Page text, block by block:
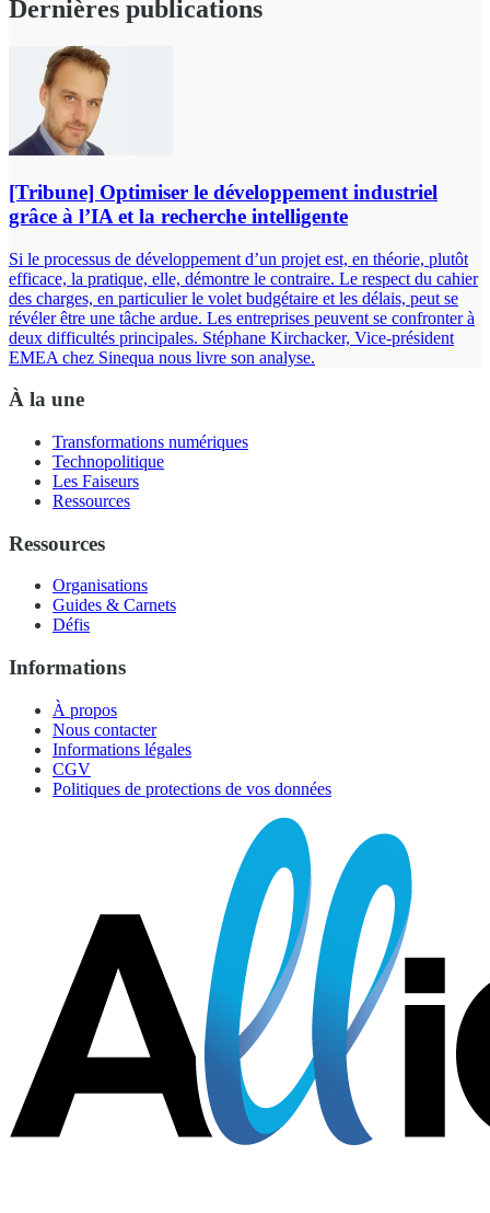
Dernières publications
[Tribune] Optimiser le développement industriel
grâce à l’IA et la recherche intelligente
Si le processus de développement d’un projet est, en théorie, plutôt
efficace, la pratique, elle, démontre le contraire. Le respect du cahier
des charges, en particulier le volet budgétaire et les délais, peut se
révéler être une tâche ardue. Les entreprises peuvent se confronter à
deux difficultés principales. Stéphane Kirchacker, Vice-président
EMEA chez Sinequa nous livre son analyse.
À la une
Transformations numériques
Technopolitique
Les Faiseurs
Ressources
Ressources
Organisations
Guides & Carnets
Défis
Informations
À propos
Nous contacter
Informations légales
CGV
Politiques de protections de vos données